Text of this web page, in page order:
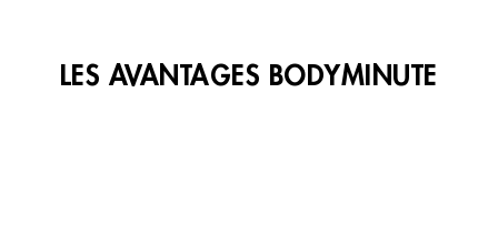
LES AVANTAGES BODYMINUTE